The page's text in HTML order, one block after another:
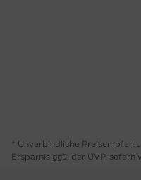
* Unverbindliche
Ersparnis ggü. der UVP, sofern